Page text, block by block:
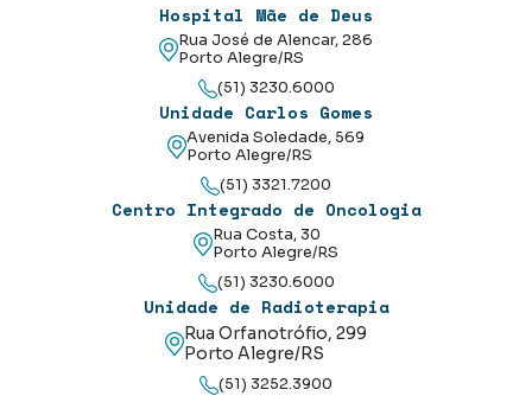
Hospital Mãe de Deus
Rua José de Alencar, 286
Porto Alegre/RS
(51) 3230.6000
Unidade Carlos Gomes
Avenida Soledade, 569
Porto Alegre/RS
(51) 3321.7200
Centro Integrado de Oncologia
Rua Costa, 30
Porto Alegre/RS
(51) 3230.6000
Unidade de Radioterapia
Rua Orfanotrófio, 299
Porto Alegre/RS
(51) 3252.3900